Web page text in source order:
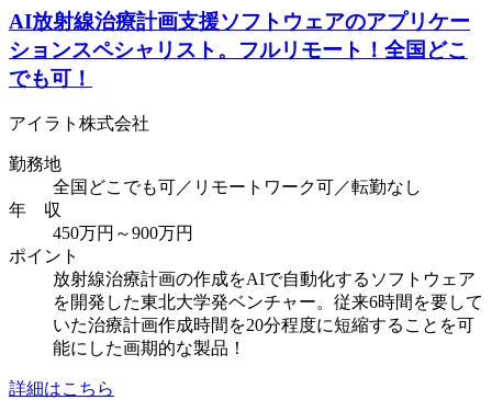
AI放射線治療計画支援ソフトウェアのアプリケー
ションスペシャリスト。フルリモート！全国どこ
でも可！
アイラト株式会社
勤務地
全国どこでも可／リモートワーク可／転勤なし
年 収
450万円～900万円
ポイント
放射線治療計画の作成をAIで自動化するソフトウェア
を開発した東北大学発ベンチャー。従来6時間を要して
いた治療計画作成時間を20分程度に短縮することを可
能にした画期的な製品！
詳細はこちら